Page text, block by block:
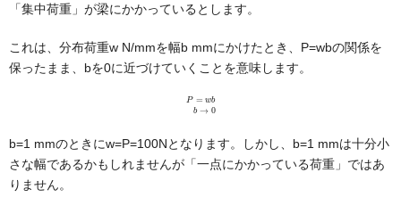
「集中荷重」が梁にかかっているとします。
これは、分布荷重w N/mmを幅b mmにかけたとき、P=wbの関係を
保ったまま、bを0に近づけていくことを意味します。
wbb→
b=1 mmのときにw=P=100Nとなります。しかし、b=1 mmは十分小
さな幅であるかもしれませんが「一点にかかっている荷重」ではあ
りません。